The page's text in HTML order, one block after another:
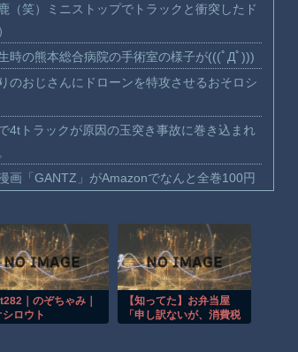
（笑）ミニストップでトラックと衝突したド
時の熊本総合病院の手術室の様子が(((ﾟДﾟ)))
のおじさんにドローンを特攻させるおそロシ
4tトラックが原因の玉突き事故に巻き込まれ
画「GANTZ」がAmazonでなんと全巻100円
けマシと見るべきか。今はもう合葬墓ばかり
すまた、限界突破ｗｗｗｗｗｗ
なに「はだしのゲンコラボ喫茶」をやらない
ニメって四月は君の嘘くらいしかないような
｜のぞちゃみ｜
ロウト
【知ってた】お弁当屋
「申し訳ないが、消費税